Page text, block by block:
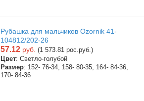
Рубашка для мальчиков Ozornik 41-
104812/202-26
57.12 руб. (1 573.81 рос.руб.)
Цвет: Светло-голубой
Размер: 152- 76-34, 158- 80-35, 164- 84-36,
170- 84-36